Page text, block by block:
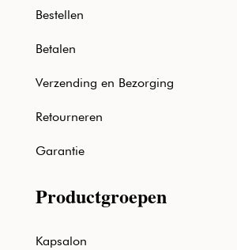
Bestellen
Betalen
Verzending en Bezorging
Retourneren
Garantie
Productgroepen
Kapsalon